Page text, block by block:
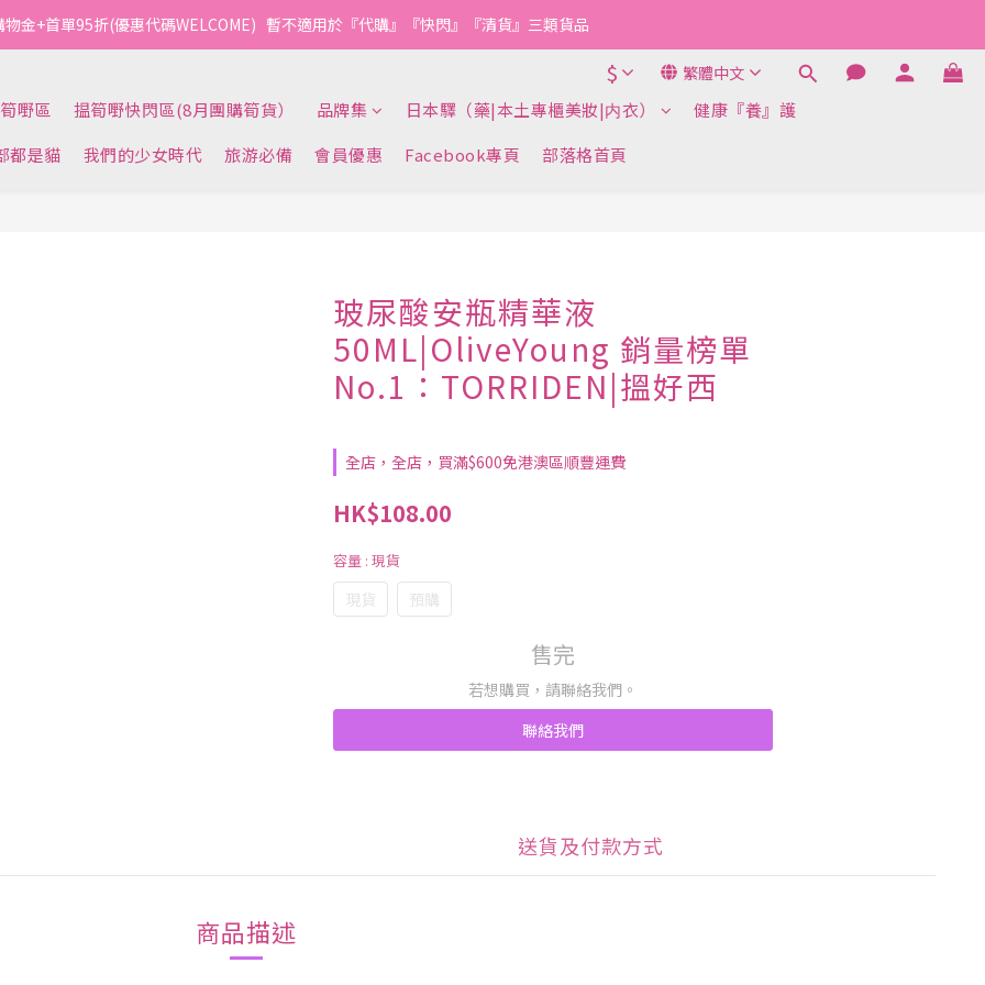
金+首單95折(優惠代碼WELCOME)   暫不適用於『代購』『快閃』『清貨』三類貨品
$ 繁體中文
嘢區 揾筍嘢快閃區(8月團購筍貨） 品牌集 日本驛（藥|本土專櫃美妝|内衣）
健康『養』護
都是貓
我們的少女時代 旅游必備 會員優惠 Facebook專頁 部落格首頁
玻尿酸安瓶精華液
50ML|OliveYoung 銷量榜單
No.1：TORRIDEN|搵好西
全店，全店，買滿$600免港澳區順豐運費
HK$108.00
容量 : 現貨
現貨 預購
售完
若想購買，請聯絡我們。
聯絡我們
送貨及付款方式
商品描述